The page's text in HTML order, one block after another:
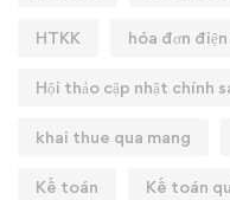
HTKK hóa đơn
Hội thảo cập nhật chính
khai thue qua mang
Kế toán Kế toán